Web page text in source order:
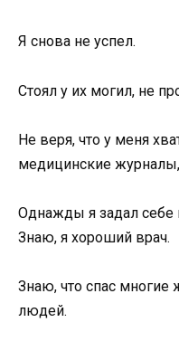
Я снова не успел.
Стоял у их могил, не
Не веря, что у меня
медицинские
Однажды я задал себе
Знаю, я хороший врач.
Знаю, что спас
людей.